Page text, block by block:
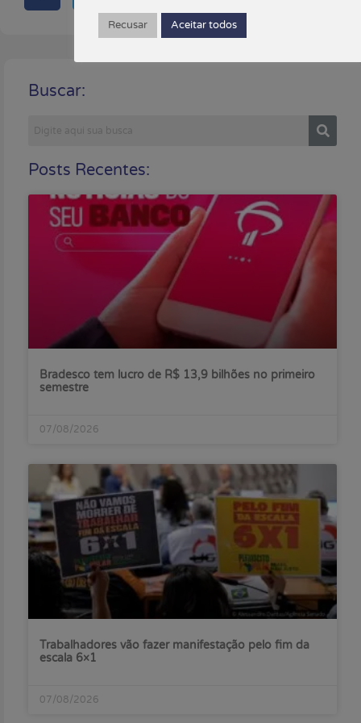
Buscar:
Posts Recentes:
Bradesco tem lucro de R$ 13,9 bilhões no primeiro
semestre
07/08/2026
Trabalhadores vão fazer manifestação pelo fim da
escala 6×1
07/08/2026
Recusar Aceitar todos